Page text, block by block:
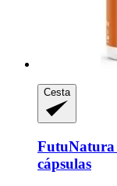
Cesta
FutuNatura
cápsulas